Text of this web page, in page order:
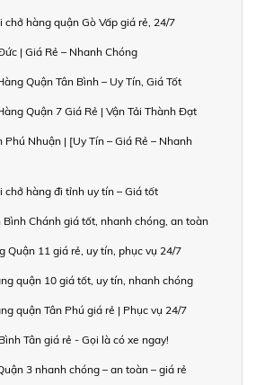
hàng quận Gò Vấp giá rẻ, 24/7
| Giá Rẻ – Nhanh Chóng
Quận Tân Bình – Uy Tín, Giá Tốt
Quận 7 Giá Rẻ | Vận Tải Thành Đạt
Phú Nhuận | [Uy Tín – Giá Rẻ – Nhanh
chở hàng đi tỉnh uy tín – Giá tốt
Chánh giá tốt, nhanh chóng, an toàn
Quận 11 giá rẻ, uy tín, phục vụ 24/7
quận 10 giá tốt, uy tín, nhanh chóng
quận Tân Phú giá rẻ | Phục vụ 24/7
Tân giá rẻ - Gọi là có xe ngay!
3 nhanh chóng – an toàn – giá rẻ